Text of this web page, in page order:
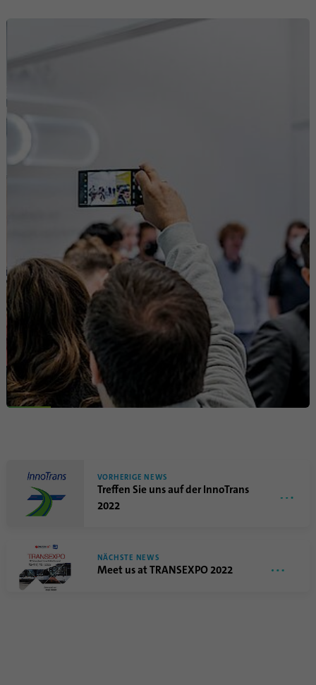
VORHERIGE NEWS
Treffen Sie uns auf der InnoTrans
2022
NÄCHSTE NEWS
Meet us at TRANSEXPO 2022